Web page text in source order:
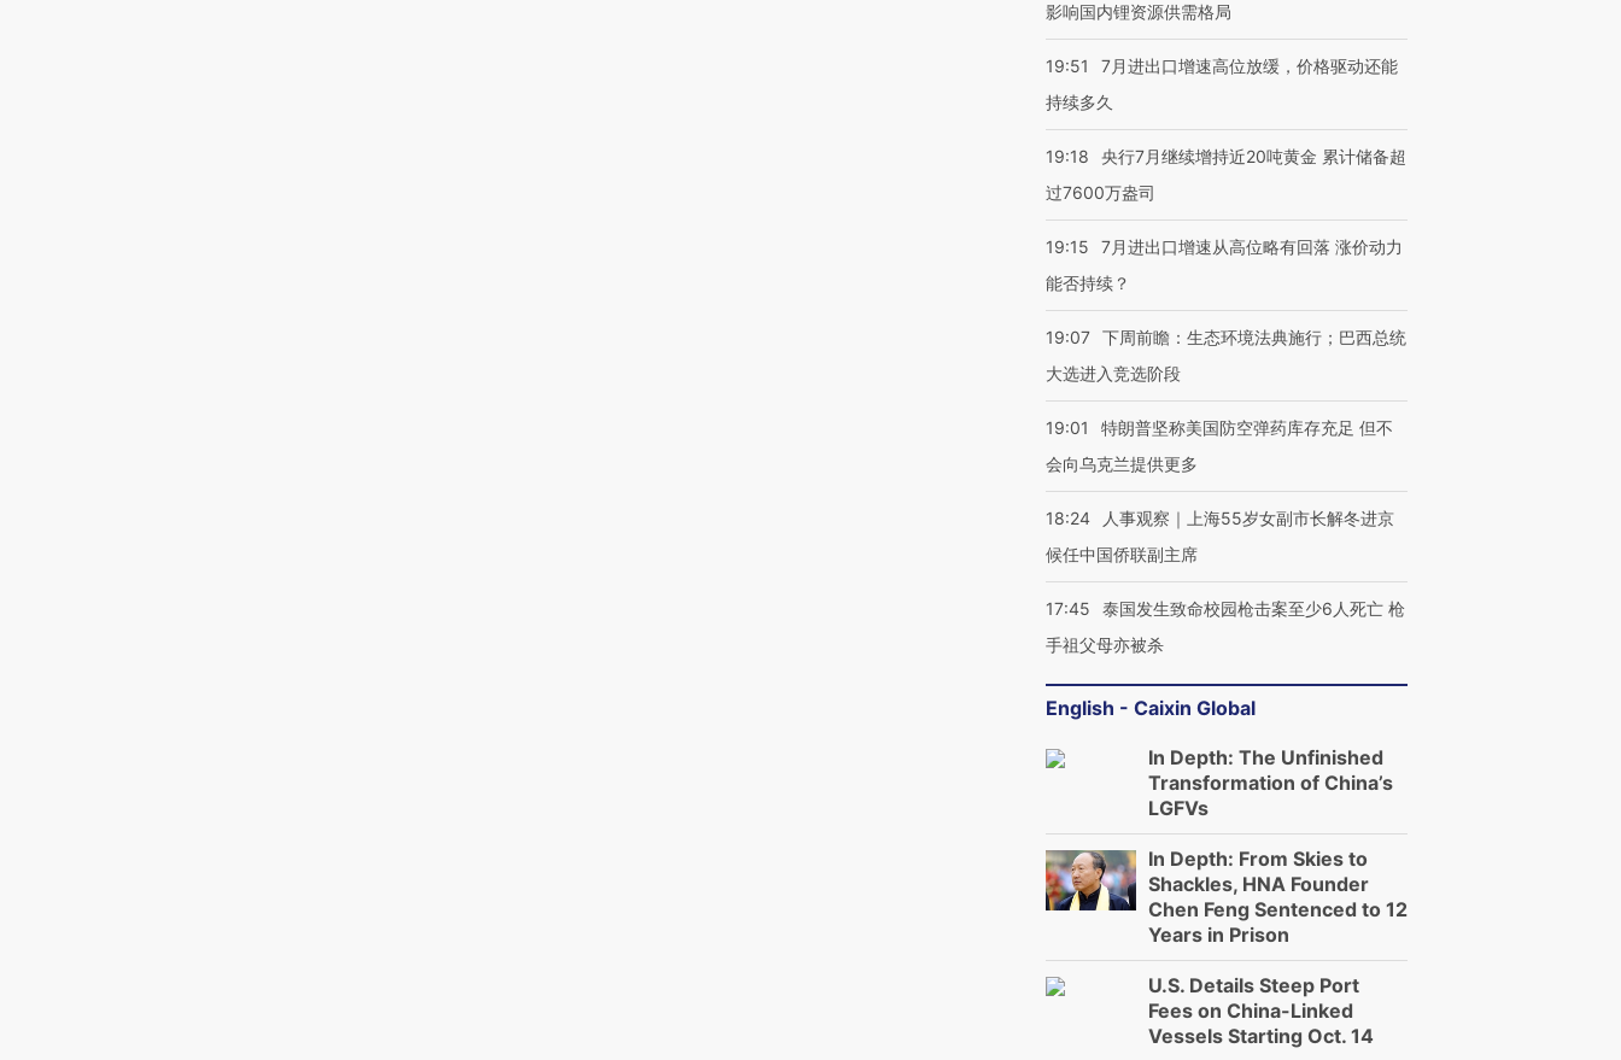
影响国内锂资源供需格局
19:51
7月进出口增速高位放缓，价格驱动还能
持续多久
19:18
央行7月继续增持近20吨黄金 累计储备超
过7600万盎司
19:15
7月进出口增速从高位略有回落 涨价动力
能否持续？
19:07 下周前瞻：生态环境法典施行；巴西总统
大选进入竞选阶段
19:01
特朗普坚称美国防空弹药库存充足 但不
会向乌克兰提供更多
18:24
人事观察｜上海55岁女副市长解冬进京
候任中国侨联副主席
17:45
泰国发生致命校园枪击案至少6人死亡 枪
手祖父母亦被杀
English - Caixin Global
In Depth: The Unfinished
Transformation of China’s
LGFVs
In Depth: From Skies to
Shackles, HNA Founder
Chen Feng Sentenced to 12
Years in Prison
U.S. Details Steep Port
Fees on China-Linked
Vessels Starting Oct. 14